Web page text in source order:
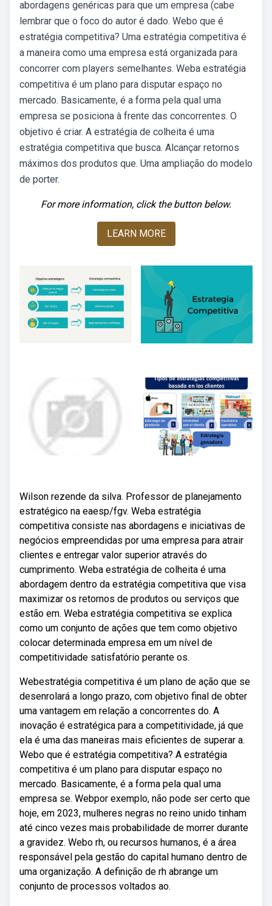
abordagens genéricas para que um empresa (cabe
lembrar que o foco do autor é dado. Webo que é
estratégia competitiva? Uma estratégia competitiva é
a maneira como uma empresa está organizada para
concorrer com players semelhantes. Weba estratégia
competitiva é um plano para disputar espaço no
mercado. Basicamente, é a forma pela qual uma
empresa se posiciona à frente das concorrentes. O
objetivo é criar. A estratégia de colheita é uma
estratégia competitiva que busca. Alcançar retornos
máximos dos produtos que. Uma ampliação do modelo
de porter.
For more information, click the button below.
LEARN MORE
Wilson rezende da silva. Professor de planejamento
estratégico na eaesp/fgv. Weba estratégia
competitiva consiste nas abordagens e iniciativas de
negócios empreendidas por uma empresa para atrair
clientes e entregar valor superior através do
cumprimento. Weba estratégia de colheita é uma
abordagem dentro da estratégia competitiva que visa
maximizar os retornos de produtos ou serviços que
estão em. Weba estratégia competitiva se explica
como um conjunto de ações que tem como objetivo
colocar determinada empresa em um nível de
competitividade satisfatório perante os.
Webestratégia competitiva é um plano de ação que se
desenrolará a longo prazo, com objetivo final de obter
uma vantagem em relação a concorrentes do. A
inovação é estratégica para a competitividade, já que
ela é uma das maneiras mais eficientes de superar a.
Webo que é estratégia competitiva? A estratégia
competitiva é um plano para disputar espaço no
mercado. Basicamente, é a forma pela qual uma
empresa se. Webpor exemplo, não pode ser certo que
hoje, em 2023, mulheres negras no reino unido tinham
até cinco vezes mais probabilidade de morrer durante
a gravidez. Webo rh, ou recursos humanos, é a área
responsável pela gestão do capital humano dentro de
uma organização. A definição de rh abrange um
conjunto de processos voltados ao.